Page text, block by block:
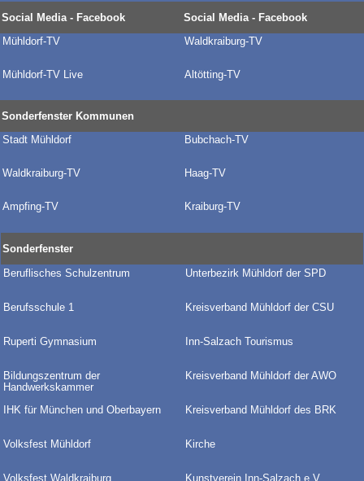
Social Media - Facebook
Social Media - Facebook
Mühldorf-TV
Waldkraiburg-TV
Mühldorf-TV Live Altötting-TV
Sonderfenster Kommunen
Stadt Mühldorf
Bubchach-TV
Waldkraiburg-TV Haag-TV
Ampfing-TV Kraiburg-TV
Sonderfenster
Beruflisches Schulzentrum
Unterbezirk Mühldorf der SPD
Berufsschule 1 Kreisverband Mühldorf der CSU
Ruperti Gymnasium Inn-Salzach Tourismus
Bildungszentrum der
Handwerkskammer
Kreisverband Mühldorf der AWO
IHK für München und Oberbayern Kreisverband Mühldorf des BRK
Volksfest Mühldorf Kirche
Volksfest Waldkraiburg Kunstverein Inn-Salzach e.V.